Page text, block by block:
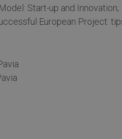
Start-up and Innovation;
European Project: